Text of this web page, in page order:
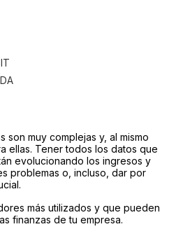
son muy complejas y, al mismo
ellas. Tener todos los datos que
evolucionando los ingresos y
problemas o, incluso, dar por
más utilizados y que pueden
finanzas de tu empresa.